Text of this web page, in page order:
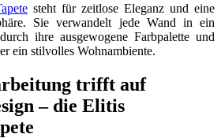
steht für zeitlose Eleganz und eine
Sie verwandelt jede Wand in ein
ihre ausgewogene Farbpalette und
ein stilvolles Wohnambiente.
trifft auf
– die Elitis